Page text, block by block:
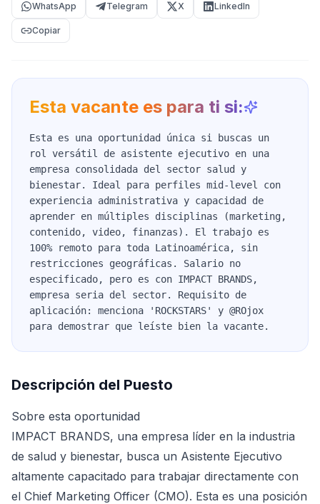
WhatsApp Telegram X LinkedIn
Copiar
Esta vacante es para ti si:
Esta es una oportunidad única si buscas un
rol versátil de asistente ejecutivo en una
empresa consolidada del sector salud y
bienestar. Ideal para perfiles mid-level con
experiencia administrativa y capacidad de
aprender en múltiples disciplinas (marketing,
contenido, video, finanzas). El trabajo es
100% remoto para toda Latinoamérica, sin
restricciones geográficas. Salario no
especificado, pero es con IMPACT BRANDS,
empresa seria del sector. Requisito de
aplicación: menciona 'ROCKSTARS' y @ROjox
para demostrar que leíste bien la vacante.
Descripción del Puesto
Sobre esta oportunidad
IMPACT BRANDS, una empresa líder en la industria
de salud y bienestar, busca un Asistente Ejecutivo
altamente capacitado para trabajar directamente con
el Chief Marketing Officer (CMO). Esta es una posición